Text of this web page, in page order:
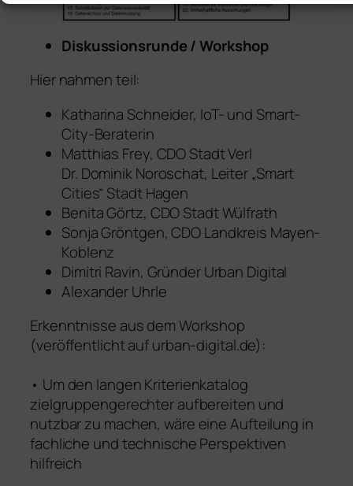
Diskussionsrunde / Workshop
Hier nahmen teil:
Katharina Schneider, IoT- und Smart-
City-Beraterin
Matthias Frey, CDO Stadt Verl
Dr. Dominik Noroschat, Leiter „Smart
Cities“ Stadt Hagen
Benita Görtz, CDO Stadt Wülfrath
Sonja Gröntgen, CDO Landkreis Mayen-
Koblenz
Dimitri Ravin, Gründer Urban Digital
Alexander Uhrle
Erkenntnisse aus dem Workshop
(veröffentlicht auf urban-digital.de):
• Um den langen Kriterienkatalog
zielgruppengerechter aufbereiten und
nutzbar zu machen, wäre eine Aufteilung in
fachliche und technische Perspektiven
hilfreich